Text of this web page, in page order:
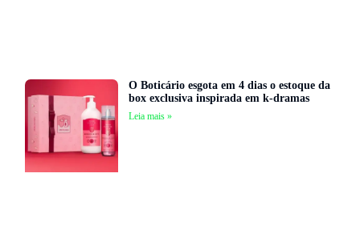
O Boticário esgota em 4 dias o estoque da
box exclusiva inspirada em k-dramas
Leia mais »